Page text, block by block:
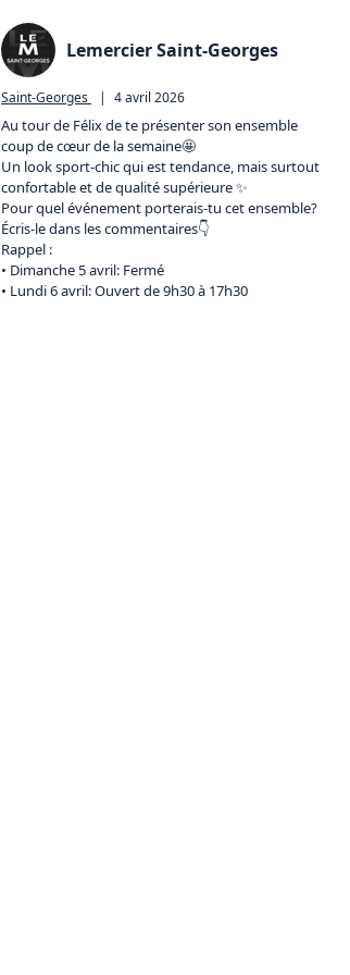
Lemercier Saint-Georges
Saint-Georges | 4 avril 2026
Au tour de Félix de te présenter son ensemble
coup de cœur de la semaine🤩
Un look sport-chic qui est tendance, mais surtout
confortable et de qualité supérieure ✨
Pour quel événement porterais-tu cet ensemble?
Écris-le dans les commentaires👇
Rappel :
• Dimanche 5 avril: Fermé
• Lundi 6 avril: Ouvert de 9h30 à 17h30